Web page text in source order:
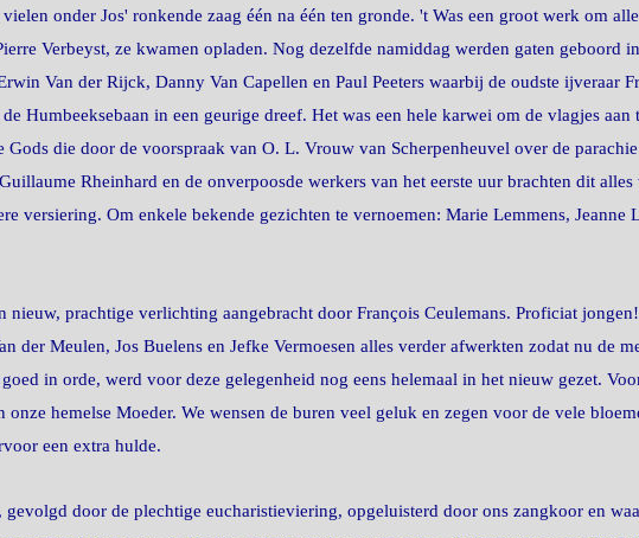
onder Jos' ronkende zaag één na één ten gronde. 't Was een groot werk om
Verbeyst, ze kwamen opladen. Nog dezelfde namiddag werden gaten geboord
Van der Rijck, Danny Van Capellen en Paul Peeters waarbij de oudste ijveraar
Humbeeksebaan in een geurige dreef. Het was een hele karwei om de vlagjes aan
die door de voorspraak van O. L. Vrouw van Scherpenheuvel over de
Rheinhard en de onverpoosde werkers van het eerste uur brachten dit
versiering. Om enkele bekende gezichten te vernoemen: Marie Lemmens, Jeanne
prachtige verlichting aangebracht door François Ceulemans. Proficiat
Meulen, Jos Buelens en Jefke Vermoesen alles verder afwerkten zodat nu de
in orde, werd voor deze gelegenheid nog eens helemaal in het nieuw gezet.
hemelse Moeder. We wensen de buren veel geluk en zegen voor de vele
een extra hulde.
door de plechtige eucharistieviering, opgeluisterd door ons zangkoor en